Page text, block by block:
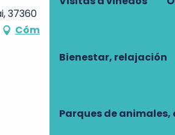
Bienestar, relajación
Parques de
37360 Rouziers-de-Touraine
Cómo llegar